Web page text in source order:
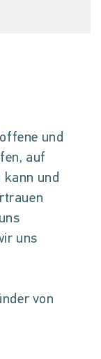
und
auf
und
uns
von